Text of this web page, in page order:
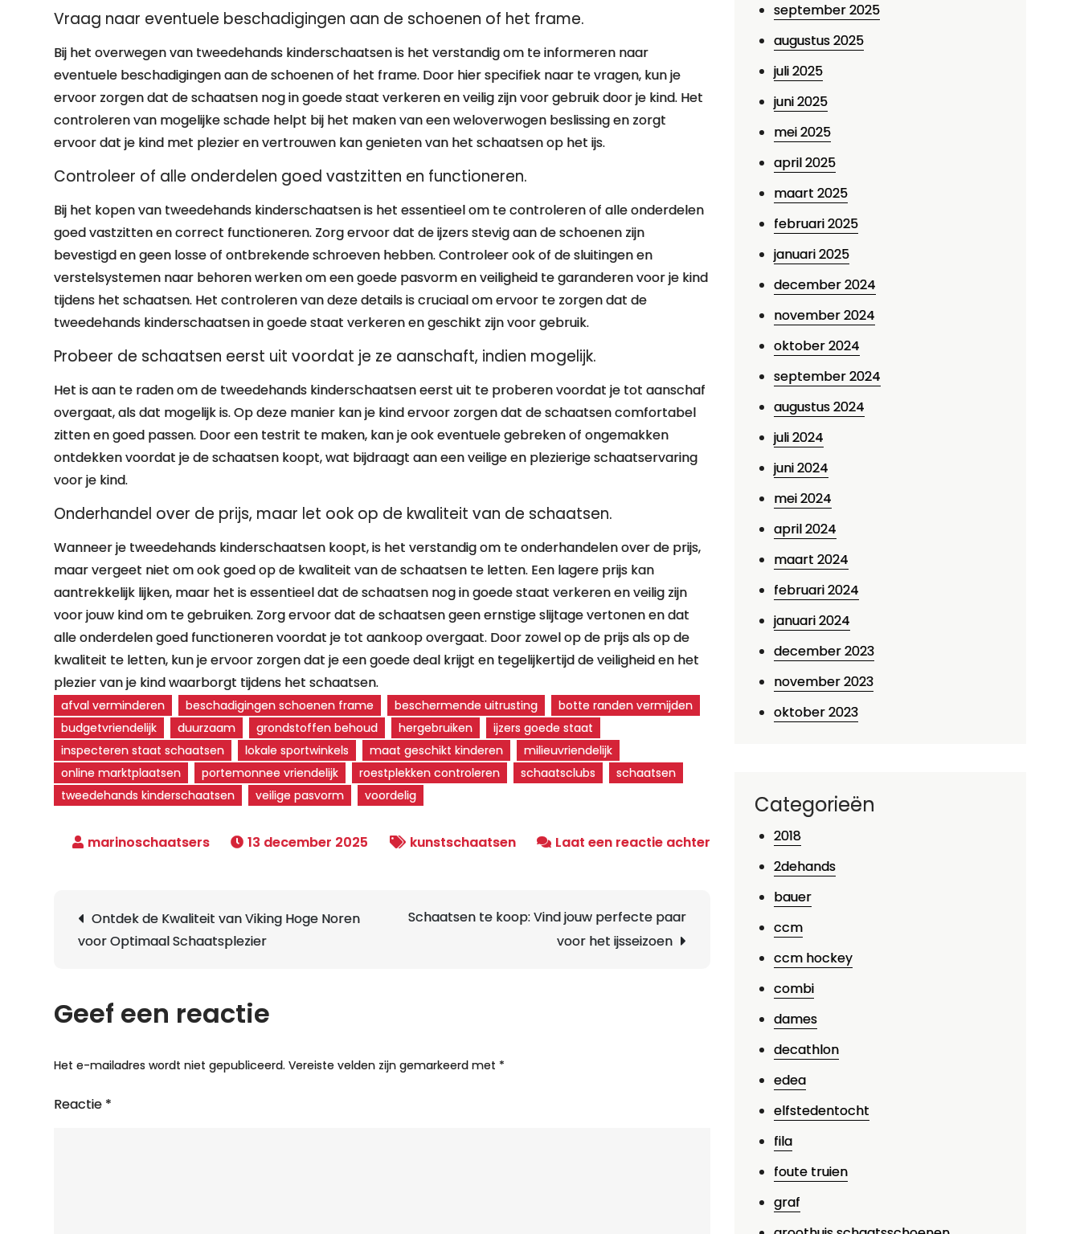
Vraag naar eventuele beschadigingen aan de schoenen of het frame.
Bij het overwegen van tweedehands kinderschaatsen is het verstandig om te informeren naar
eventuele beschadigingen aan de schoenen of het frame. Door hier specifiek naar te vragen, kun je
ervoor zorgen dat de schaatsen nog in goede staat verkeren en veilig zijn voor gebruik door je kind. Het
controleren van mogelijke schade helpt bij het maken van een weloverwogen beslissing en zorgt
ervoor dat je kind met plezier en vertrouwen kan genieten van het schaatsen op het ijs.
Controleer of alle onderdelen goed vastzitten en functioneren.
Bij het kopen van tweedehands kinderschaatsen is het essentieel om te controleren of alle onderdelen
goed vastzitten en correct functioneren. Zorg ervoor dat de ijzers stevig aan de schoenen zijn
bevestigd en geen losse of ontbrekende schroeven hebben. Controleer ook of de sluitingen en
verstelsystemen naar behoren werken om een goede pasvorm en veiligheid te garanderen voor je kind
tijdens het schaatsen. Het controleren van deze details is cruciaal om ervoor te zorgen dat de
tweedehands kinderschaatsen in goede staat verkeren en geschikt zijn voor gebruik.
Probeer de schaatsen eerst uit voordat je ze aanschaft, indien mogelijk.
Het is aan te raden om de tweedehands kinderschaatsen eerst uit te proberen voordat je tot aanschaf
overgaat, als dat mogelijk is. Op deze manier kan je kind ervoor zorgen dat de schaatsen comfortabel
zitten en goed passen. Door een testrit te maken, kan je ook eventuele gebreken of ongemakken
ontdekken voordat je de schaatsen koopt, wat bijdraagt aan een veilige en plezierige schaatservaring
voor je kind.
Onderhandel over de prijs, maar let ook op de kwaliteit van de schaatsen.
Wanneer je tweedehands kinderschaatsen koopt, is het verstandig om te onderhandelen over de prijs,
maar vergeet niet om ook goed op de kwaliteit van de schaatsen te letten. Een lagere prijs kan
aantrekkelijk lijken, maar het is essentieel dat de schaatsen nog in goede staat verkeren en veilig zijn
voor jouw kind om te gebruiken. Zorg ervoor dat de schaatsen geen ernstige slijtage vertonen en dat
alle onderdelen goed functioneren voordat je tot aankoop overgaat. Door zowel op de prijs als op de
kwaliteit te letten, kun je ervoor zorgen dat je een goede deal krijgt en tegelijkertijd de veiligheid en het
plezier van je kind waarborgt tijdens het schaatsen.
afval verminderen beschadigingen schoenen frame beschermende uitrusting
botte randen vermijden
budgetvriendelijk
duurzaam grondstoffen behoud hergebruiken
ijzers goede staat
inspecteren staat schaatsen
lokale sportwinkels maat geschikt kinderen
milieuvriendelijk
online marktplaatsen
portemonnee vriendelijk roestplekken controleren schaatsclubs
schaatsen
tweedehands kinderschaatsen
veilige pasvorm voordelig
13 december 2025 kunstschaatsen Laat een reactie achterop
Voordelig
Duurzaam:
Tweedehands
Kinderschaatsen
Winterpret
Berichtnavigatie
Ontdek de Kwaliteit van Viking Hoge Noren
voor Optimaal Schaatsplezier
Schaatsen te koop: Vind jouw perfecte paar
voor het ijsseizoen
Geef een reactie
Het e-mailadres wordt niet gepubliceerd. Vereiste velden zijn gemarkeerd met *
Reactie *
september 2025
augustus 2025
juli 2025
juni 2025
mei 2025
april 2025
maart 2025
februari 2025
januari 2025
december 2024
november 2024
oktober 2024
september 2024
augustus 2024
juli 2024
juni 2024
mei 2024
april 2024
maart 2024
februari 2024
januari 2024
december 2023
november 2023
oktober 2023
Categorieën
2018
2dehands
bauer
ccm
ccm hockey
combi
dames
decathlon
edea
elfstedentocht
fila
foute truien
graf